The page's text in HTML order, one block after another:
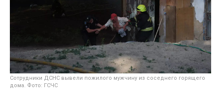
Сотрудники ДСНС вывели пожилого мужчину из соседнего горящего
дома. Фото: ГСЧС